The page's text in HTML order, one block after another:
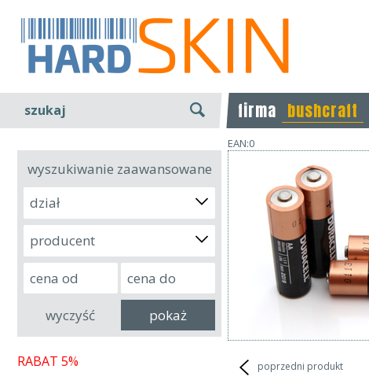
szukaj firma bushcraft
wyszukiwanie zaawansowane
dział
producent
RABAT 5%
EAN:0
poprzedni produkt